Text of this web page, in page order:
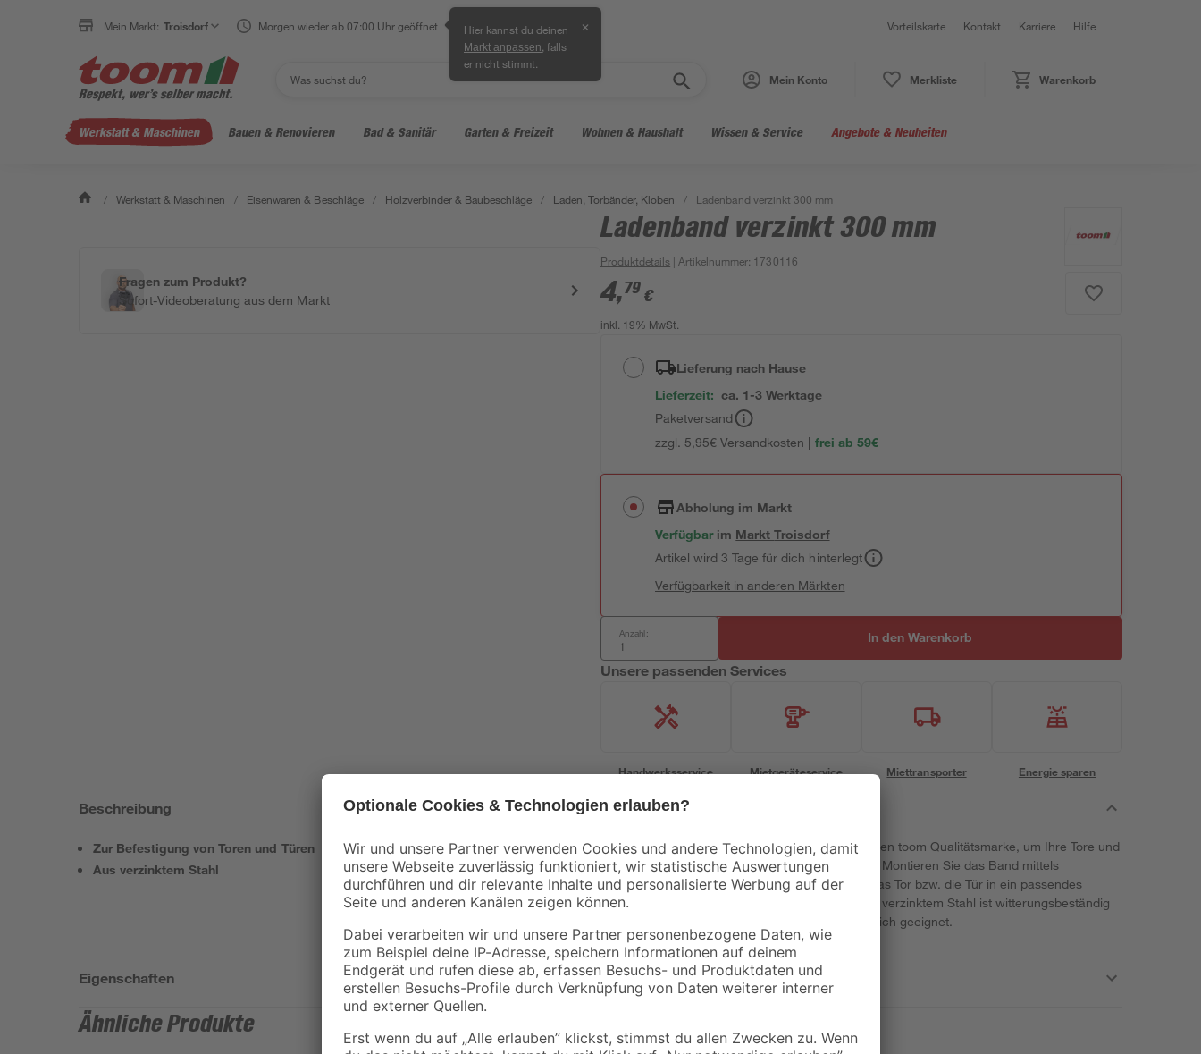
Mein Markt: Troisdorf Morgen wieder ab 07:00 Uhr geöffnet Hier kannst du deinen
Markt anpassen , falls
er nicht stimmt.
✕ Vorteilskarte Kontakt Karriere Hilfe
Mein Konto Merkliste Warenkorb
Werkstatt & Maschinen Bauen & Renovieren Bad & Sanitär Garten & Freizeit Wohnen & Haushalt Wissen & Service Angebote & Neuheiten
/ Werkstatt & Maschinen / Eisenwaren & Beschläge / Holzverbinder & Baubeschläge / Laden, Torbänder, Kloben / Ladenband verzinkt 300 mm
Fragen zum Produkt?
Sofort-Videoberatung aus dem Markt
Ladenband verzinkt 300 mm
Produktdetails | Artikelnummer: 1730116
4,79 €
inkl. 19% MwSt.
Lieferung nach Hause
Lieferzeit: ca. 1-3 Werktage
Paketversand
zzgl. 5,95€ Versandkosten | frei ab 59€
Abholung im Markt
Verfügbar im MarktTroisdorf
Artikel wird 3 Tage für dich hinterlegt
Verfügbarkeit in anderen Märkten
Anzahl: In den Warenkorb
Unsere passenden Services
Handwerksservice Mietgeräteservice Miettransporter Energie sparen
Beschreibung
Zur Befestigung von Toren und Türen
Aus verzinktem Stahl
Verwenden Sie das Ladenband unserer bewährten toom Qualitätsmarke, um Ihre Tore und
Türen im Außenbereich dauerhaft zu befestigen. Montieren Sie das Band mittels
Schrauben. Ist das Ladenband befestigt, kann das Tor bzw. die Tür in ein passendes
Scharnier gehängt werden. Das Ladenband aus verzinktem Stahl ist witterungsbeständig
und damit ideal für den Gebrauch im Außenbereich geeignet.
Eigenschaften
Ähnliche Produkte